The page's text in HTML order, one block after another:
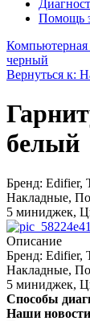
Помощь
Компьютерная
черный
Вернуться к:
белый
Бренд: Edifier,
Накладные,
5 миниджек,
Описание
Бренд: Edifier,
Накладные,
5 миниджек,
Способы
Наши новости